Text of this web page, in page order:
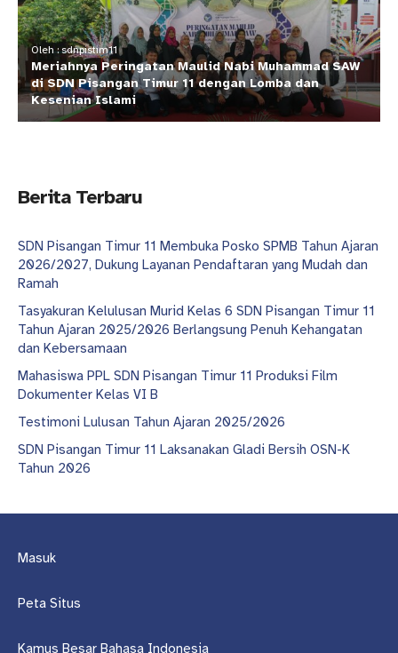
Oleh : sdnpistim11
Meriahnya Peringatan Maulid Nabi Muhammad SAW
di SDN Pisangan Timur 11 dengan Lomba dan
Kesenian Islami
Berita Terbaru
SDN Pisangan Timur 11 Membuka Posko SPMB Tahun Ajaran
2026/2027, Dukung Layanan Pendaftaran yang Mudah dan
Ramah
Tasyakuran Kelulusan Murid Kelas 6 SDN Pisangan Timur 11
Tahun Ajaran 2025/2026 Berlangsung Penuh Kehangatan
dan Kebersamaan
Mahasiswa PPL SDN Pisangan Timur 11 Produksi Film
Dokumenter Kelas VI B
Testimoni Lulusan Tahun Ajaran 2025/2026
SDN Pisangan Timur 11 Laksanakan Gladi Bersih OSN-K
Tahun 2026
Masuk
Peta Situs
Kamus Besar Bahasa Indonesia